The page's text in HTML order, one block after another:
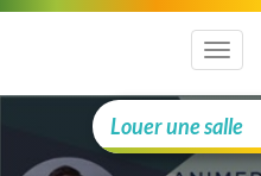
Menu
Louer une salle